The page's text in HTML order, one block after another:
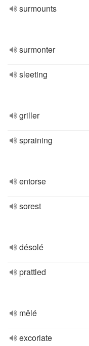
surmounts
surmonter
sleeting
griller
spraining
entorse
sorest
désolé
prattled
mêlé
excoriate